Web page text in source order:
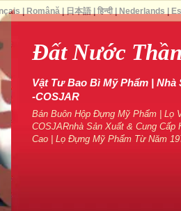
Đất Nước
Vật Tư Bao Bì Mỹ Phẩm | Nhà
-COSJAR
Bán Buôn Hộp Đựng Mỹ Phẩm | Lọ
COSJARnhà Sản Xuất & Cung
Cao | Lọ Đựng Mỹ Phẩm Từ Năm
Română| 日本語| हिन्दी| Nederlands